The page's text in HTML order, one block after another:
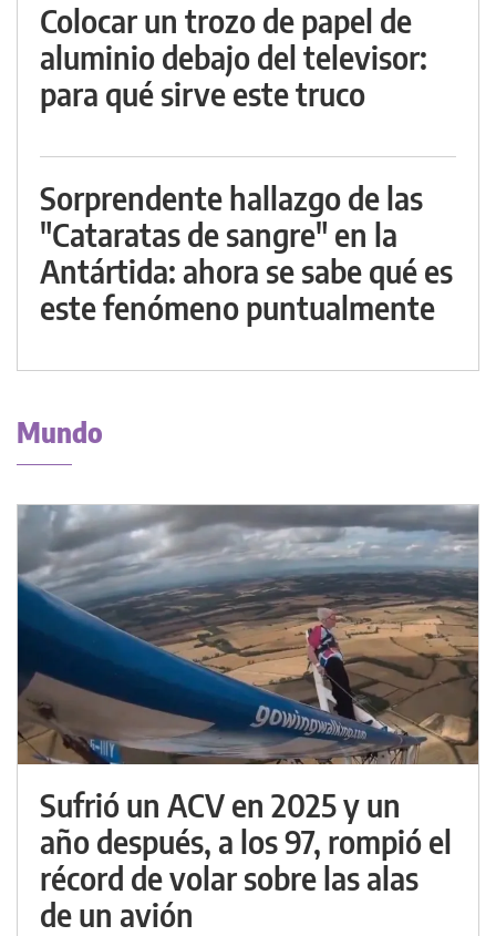
Colocar un trozo de papel de
aluminio debajo del televisor:
para qué sirve este truco
Sorprendente hallazgo de las
"Cataratas de sangre" en la
Antártida: ahora se sabe qué es
este fenómeno puntualmente
Mundo
Sufrió un ACV en 2025 y un
año después, a los 97, rompió el
récord de volar sobre las alas
de un avión